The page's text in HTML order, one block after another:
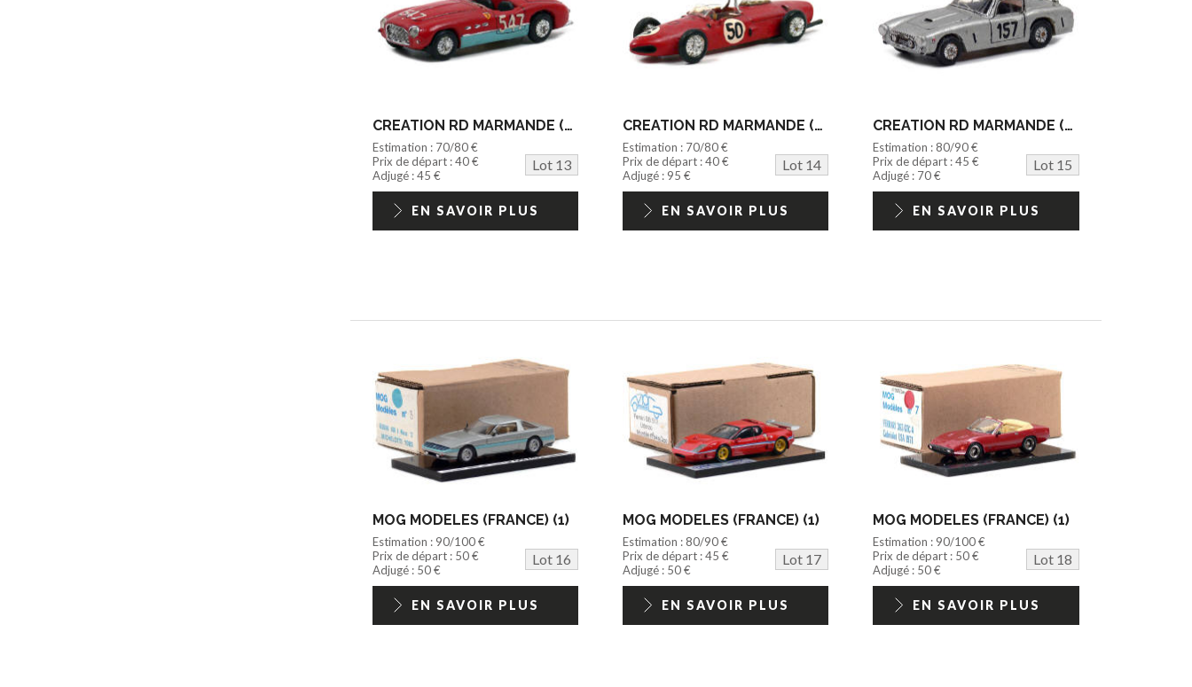
CREATION RD MARMANDE (FRANCE) (1)
Estimation : 70/80 €
Prix de départ : 40 €
Lot 13
Adjugé : 45 €
EN SAVOIR PLUS
CREATION RD MARMANDE (FRANCE) (1)
Estimation : 70/80 €
Prix de départ : 40 €
Lot 14
Adjugé : 95 €
EN SAVOIR PLUS
CREATION RD MARMANDE (FRANCE) (1)
Estimation : 80/90 €
Prix de départ : 45 €
Lot 15
Adjugé : 70 €
EN SAVOIR PLUS
MOG MODELES (FRANCE) (1)
Estimation : 90/100 €
Prix de départ : 50 €
Lot 16
Adjugé : 50 €
EN SAVOIR PLUS
MOG MODELES (FRANCE) (1)
Estimation : 80/90 €
Prix de départ : 45 €
Lot 17
Adjugé : 50 €
EN SAVOIR PLUS
MOG MODELES (FRANCE) (1)
Estimation : 90/100 €
Prix de départ : 50 €
Lot 18
Adjugé : 50 €
EN SAVOIR PLUS